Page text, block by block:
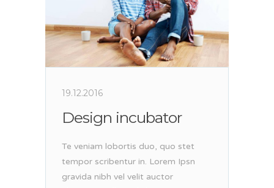
19.12.2016
Design incubator
Te veniam lobortis duo, quo stet
tempor scribentur in. Lorem Ipsn
gravida nibh vel velit auctor